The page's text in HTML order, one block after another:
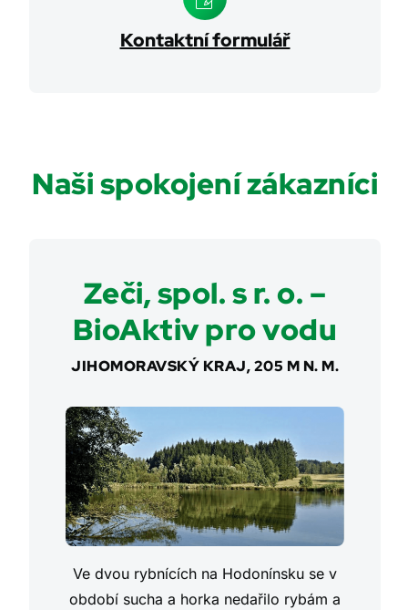
Kontaktní formulář
Naši spokojení zákazníci
Zeči, spol. s r. o. –
BioAktiv pro vodu
JIHOMORAVSKÝ KRAJ, 205 M N. M.
Ve dvou rybnících na Hodonínsku se v
období sucha a horka nedařilo rybám a